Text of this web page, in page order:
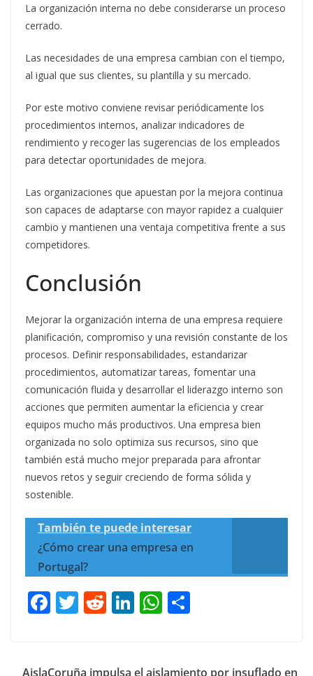
La organización interna no debe considerarse un proceso
cerrado.
Las necesidades de una empresa cambian con el tiempo,
al igual que sus clientes, su plantilla y su mercado.
Por este motivo conviene revisar periódicamente los
procedimientos internos, analizar indicadores de
rendimiento y recoger las sugerencias de los empleados
para detectar oportunidades de mejora.
Las organizaciones que apuestan por la mejora continua
son capaces de adaptarse con mayor rapidez a cualquier
cambio y mantienen una ventaja competitiva frente a sus
competidores.
Conclusión
Mejorar la organización interna de una empresa requiere
planificación, compromiso y una revisión constante de los
procesos. Definir responsabilidades, estandarizar
procedimientos, automatizar tareas, fomentar una
comunicación fluida y desarrollar el liderazgo interno son
acciones que permiten aumentar la eficiencia y crear
equipos mucho más productivos. Una empresa bien
organizada no solo optimiza sus recursos, sino que
también está mucho mejor preparada para afrontar
nuevos retos y seguir creciendo de forma sólida y
sostenible.
También te puede interesar
¿Cómo crear una empresa en
Portugal?
F
b
T
er
R
di
Li
e
W
s p
AislaCoruña impulsa el aislamiento por insuflado en